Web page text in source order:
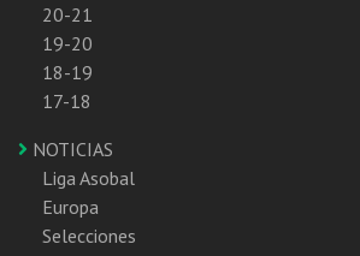
20-21
19-20
18-19
17-18
NOTICIAS
Liga Asobal
Europa
Selecciones